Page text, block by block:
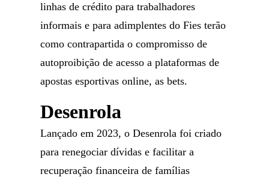
linhas de crédito para trabalhadores
informais e para adimplentes do Fies terão
como contrapartida o compromisso de
autoproibição de acesso a plataformas de
apostas esportivas online, as bets.
Desenrola
Lançado em 2023, o Desenrola foi criado
para renegociar dívidas e facilitar a
recuperação financeira de famílias